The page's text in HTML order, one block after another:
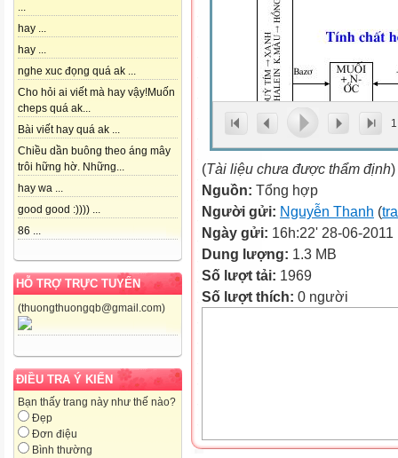
...
hay ...
hay ...
nghe xuc đọng quá ak ...
Cho hỏi ai viết mà hay vậy!Muốn
cheps quá ak...
Bài viết hay quá ak ...
Chiều dần buông theo áng mây
trôi hững hờ. Những...
hay wa ...
good good :)))) ...
86 ...
HỖ TRỢ TRỰC TUYẾN
(thuongthuongqb@gmail.com)
ĐIỀU TRA Ý KIẾN
Bạn thấy trang này như thế nào?
Đẹp
Đơn điệu
Bình thường
1
(Tài liệu chưa được thẩm định)
Nguồn: Tổng hợp
Người gửi: Nguyễn Thanh (
Ngày gửi: 16h:22' 28-06-2011
Dung lượng: 1.3 MB
Số lượt tải: 1969
Số lượt thích: 0 người